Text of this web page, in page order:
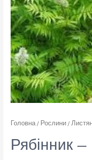
Головна/Рослини/
Рябінник